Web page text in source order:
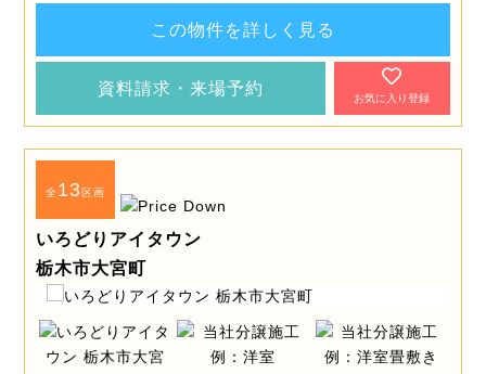
この物件を詳しく見る
資料請求・来場予約
お気に入り登録
全13区画
いろどりアイタウン
栃木市大宮町